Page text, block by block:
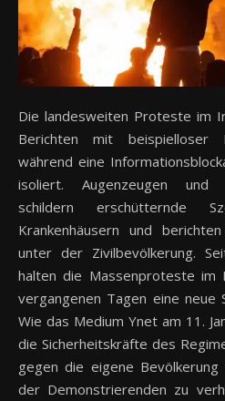
Die landesweiten Proteste im Iran werden nach aktuellen
Berichten mit beispielloser
während eine
isoliert. Augenzeugen und
schildern erschütternde
Krankenhäusern und
unter der Zivilbevölkerung.
halten die Massenproteste im
vergangenen Tagen eine
Wie das Medium Ynet am 11.
die Sicherheitskräfte des
gegen die eigene
der Demonstrierenden zu